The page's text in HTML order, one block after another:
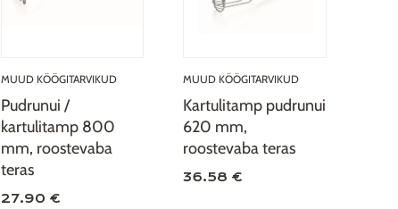
MUUD KÖÖGITARVIKUD
Pudrunui /
kartulitamp 800
mm, roostevaba
teras
27.90 €
MUUD KÖÖGITARVIKUD
Kartulitamp pudrunui
620 mm,
roostevaba teras
36.58 €